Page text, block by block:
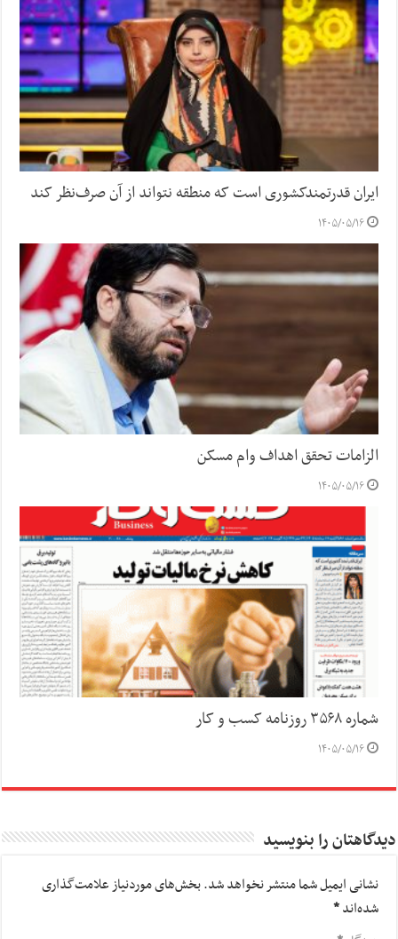
ایران قدرتمندکشوری است که منطقه نتواند از آن صرف‌نظر کند
۱۴۰۵/۰۵/۱۶
الزامات تحقق اهداف وام مسکن
۱۴۰۵/۰۵/۱۶
شماره ۳۵۶۸ روزنامه کسب و کار
۱۴۰۵/۰۵/۱۶
دیدگاهتان را بنویسید
نشانی ایمیل شما منتشر نخواهد شد.بخش‌های موردنیاز علامت‌گذاری
شده‌اند*